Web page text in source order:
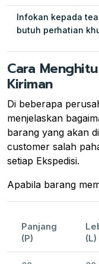
Infokan kepada
butuh perhatian
Cara
Kiriman
Di beberapa
menjelaskan
barang yang akan
customer salah
setiap Ekspedisi.
Apabila barang
Panjang
(P)
(L)